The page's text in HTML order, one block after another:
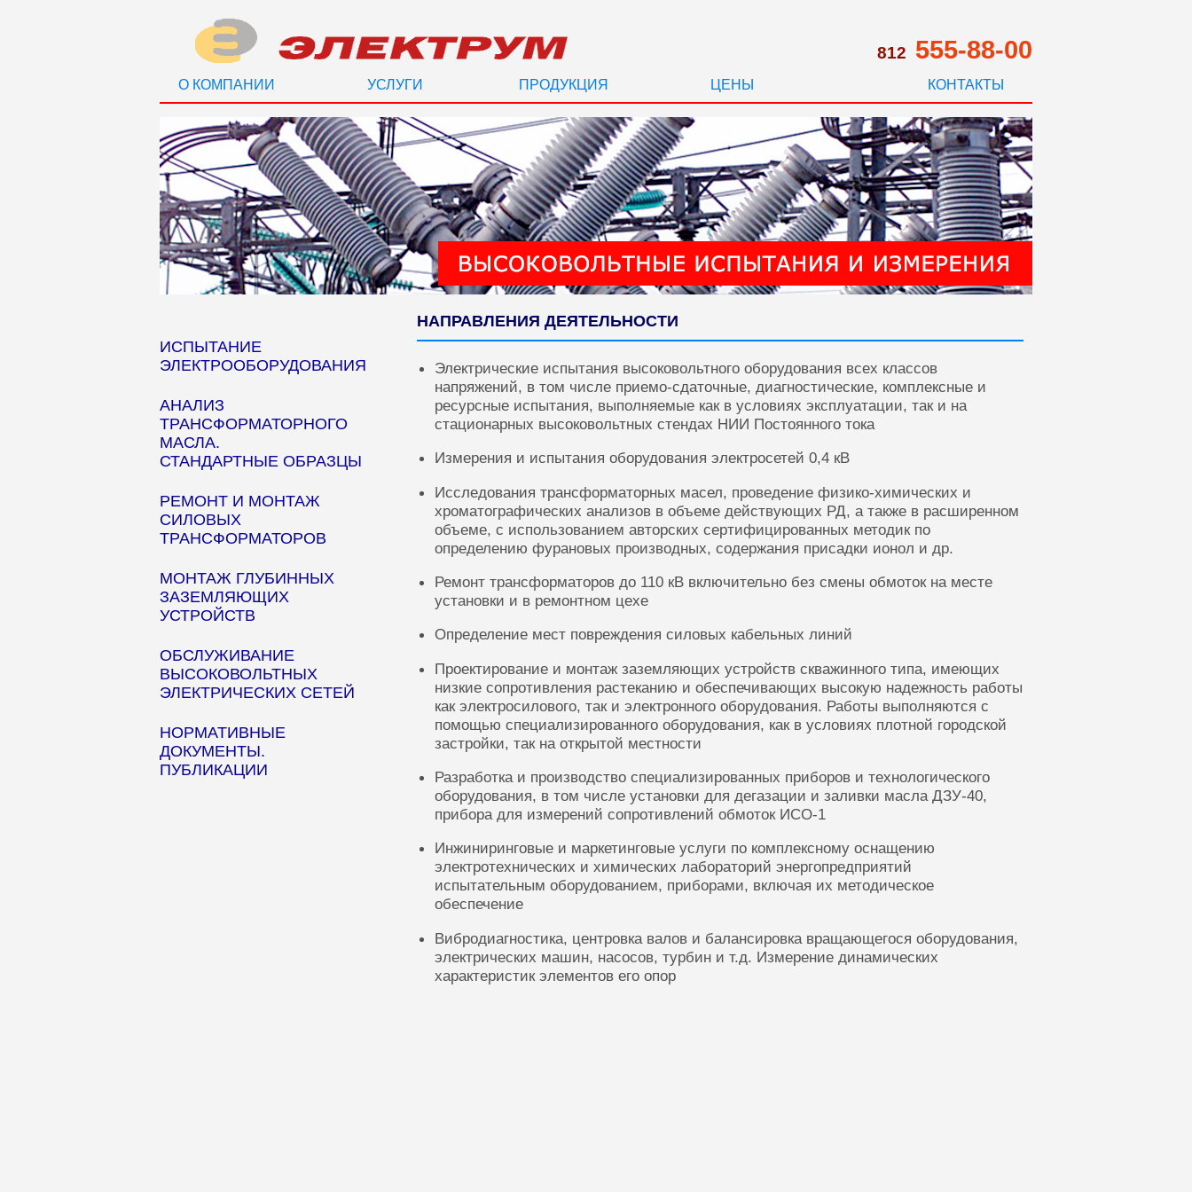
812 555-88-00
О КОМПАНИИ УСЛУГИ ПРОДУКЦИЯ ЦЕНЫ КОНТАКТЫ
ИСПЫТАНИЕ
ЭЛЕКТРООБОРУДОВАНИЯ
АНАЛИЗ
ТРАНСФОРМАТОРНОГО
МАСЛА.
СТАНДАРТНЫЕ ОБРАЗЦЫ
РЕМОНТ И МОНТАЖ
СИЛОВЫХ
ТРАНСФОРМАТОРОВ
МОНТАЖ ГЛУБИННЫХ
ЗАЗЕМЛЯЮЩИХ
УСТРОЙСТВ
ОБСЛУЖИВАНИЕ
ВЫСОКОВОЛЬТНЫХ
ЭЛЕКТРИЧЕСКИХ СЕТЕЙ
НОРМАТИВНЫЕ
ДОКУМЕНТЫ.
ПУБЛИКАЦИИ
НАПРАВЛЕНИЯ ДЕЯТЕЛЬНОСТИ
Электрические испытания высоковольтного оборудования всех классов
напряжений, в том числе приемо-сдаточные, диагностические, комплексные и
ресурсные испытания, выполняемые как в условиях эксплуатации, так и на
стационарных высоковольтных стендах НИИ Постоянного тока
Измерения и испытания оборудования электросетей 0,4 кВ
Исследования трансформаторных масел, проведение физико-химических и
хроматографических анализов в объеме действующих РД, а также в расширенном
объеме, с использованием авторских сертифицированных методик по
определению фурановых производных, содержания присадки ионол и др.
Ремонт трансформаторов до 110 кВ включительно без смены обмоток на месте
установки и в ремонтном цехе
Определение мест повреждения силовых кабельных линий
Проектирование и монтаж заземляющих устройств скважинного типа, имеющих
низкие сопротивления растеканию и обеспечивающих высокую надежность работы
как электросилового, так и электронного оборудования. Работы выполняются с
помощью специализированного оборудования, как в условиях плотной городской
застройки, так на открытой местности
Разработка и производство специализированных приборов и технологического
оборудования, в том числе установки для дегазации и заливки масла ДЗУ-40,
прибора для измерений сопротивлений обмоток ИСО-1
Инжиниринговые и маркетинговые услуги по комплексному оснащению
электротехнических и химических лабораторий энергопредприятий
испытательным оборудованием, приборами, включая их методическое
обеспечение
Вибродиагностика, центровка валов и балансировка вращающегося оборудования,
электрических машин, насосов, турбин и т.д. Измерение динамических
характеристик элементов его опор